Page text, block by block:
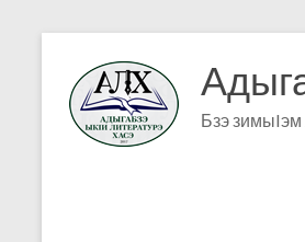
Бзэ зимыIэм